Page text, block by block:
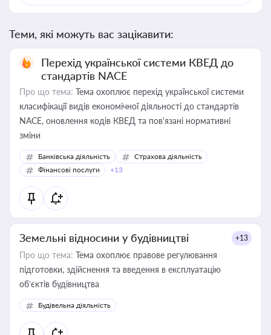
Теми, які можуть вас зацікавити:
Перехід української системи КВЕД до
стандартів NACE
Про що тема: Тема охоплює перехід української системи
класифікації видів економічної діяльності до стандартів
NACE, оновлення кодів КВЕД та пов'язані нормативні
зміни
Банківська діяльність
Страхова діяльність
Фінансові послуги
+13
Земельні відносини у будівництві +13
Про що тема: Тема охоплює правове регулювання
підготовки, здійснення та введення в експлуатацію
об’єктів будівництва
Будівельна діяльність